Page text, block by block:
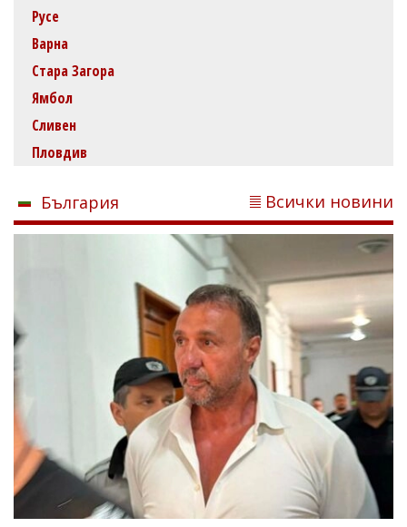
Русе
Варна
Стара Загора
Ямбол
Сливен
Пловдив
България Всички новини